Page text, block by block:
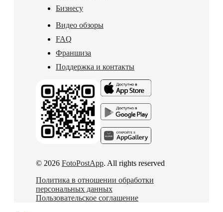
Бизнесу
Видео обзоры
FAQ
Франшиза
Поддержка и контакты
© 2026 FotoPostApp. All rights reserved
Политика в отношении обработки
персональных данных
Пользовательское соглашение